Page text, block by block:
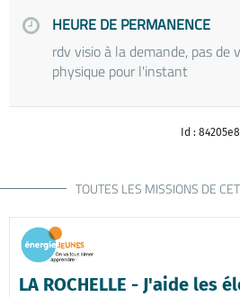
HEURE DE PERMANENCE
rdv visio à la demande, pas de
physique pour l'instant
Id :
TOUTES LES MISSIONS DE
LA ROCHELLE - J'aide les